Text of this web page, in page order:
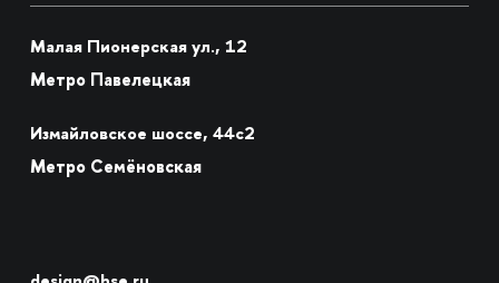
Малая Пионерская ул., 12
Метро Павелецкая
Измайловское шоссе, 44с2
Метро Семёновская